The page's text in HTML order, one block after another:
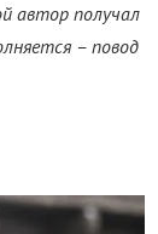
автор получал
– повод